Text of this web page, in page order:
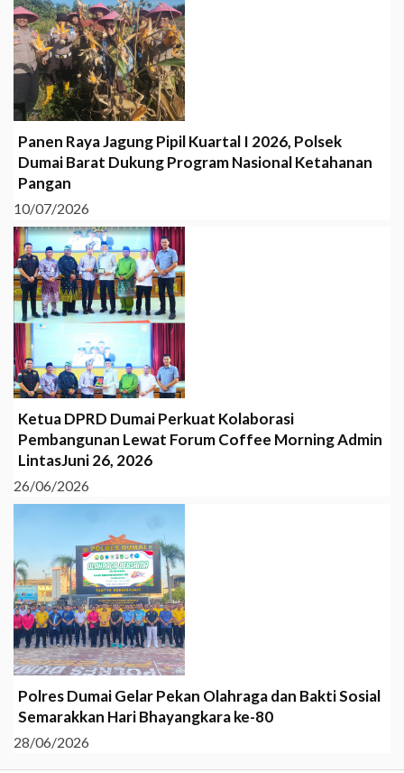
Panen Raya Jagung Pipil Kuartal I 2026, Polsek
Dumai Barat Dukung Program Nasional Ketahanan
Pangan
10/07/2026
Ketua DPRD Dumai Perkuat Kolaborasi
Pembangunan Lewat Forum Coffee Morning Admin
LintasJuni 26, 2026
26/06/2026
Polres Dumai Gelar Pekan Olahraga dan Bakti Sosial
Semarakkan Hari Bhayangkara ke-80
28/06/2026